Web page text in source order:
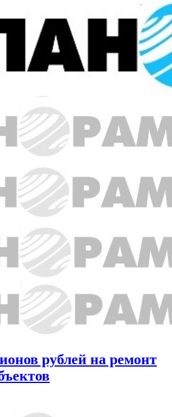
рублей на ремонт